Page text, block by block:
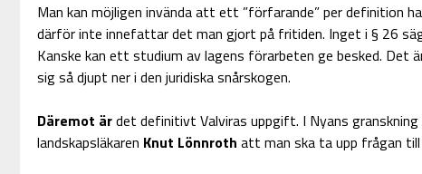
Man kan möjligen invända att ett ”förfarande” per definition
därför inte innefattar det man gjort på fritiden. Inget i § 26
Kanske kan ett studium av lagens förarbeten ge besked. Det
sig så djupt ner i den juridiska snårskogen.
Däremot ärdet definitivt Valviras uppgift. I Nyans granskning
landskapsläkaren Knut Lönnroth att man ska ta upp frågan